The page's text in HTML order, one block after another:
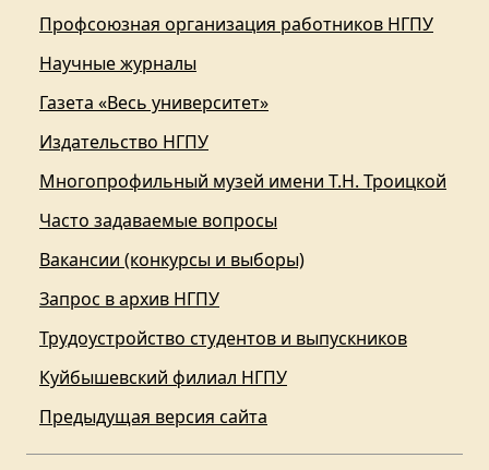
Профсоюзная организация работников НГПУ
Научные журналы
Газета «Весь университет»
Издательство НГПУ
Многопрофильный музей имени Т.Н. Троицкой
Часто задаваемые вопросы
Вакансии (конкурсы и выборы)
Запрос в архив НГПУ
Трудоустройство студентов и выпускников
Куйбышевский филиал НГПУ
Предыдущая версия сайта